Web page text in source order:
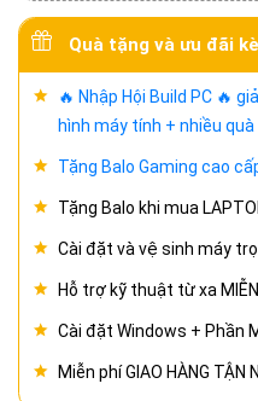
Quà tặng và ưu đãi
🔥 Nhập Hội Build PC 🔥
hình máy tính + nhiều
Tặng Balo Gaming cao
Tặng Balo khi mua
Cài đặt và vệ sinh máy
Hỗ trợ kỹ thuật từ xa
Cài đặt Windows + Phần
Miễn phí GIAO HÀNG TẬN